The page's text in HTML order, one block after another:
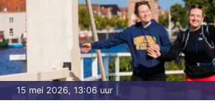
15 mei 2026, 13:06 uur